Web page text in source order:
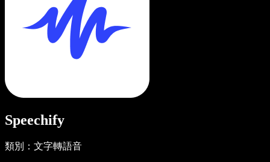
Speechify
類別：文字轉語音